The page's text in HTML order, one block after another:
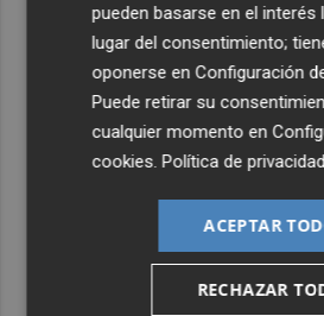
pueden basarse en el interés
lugar del consentimiento;
oponerse enConfiguración
Puede retirar su
cualquier momento en
cookies .Política de privacidad
ACEPTAR
RECHAZAR